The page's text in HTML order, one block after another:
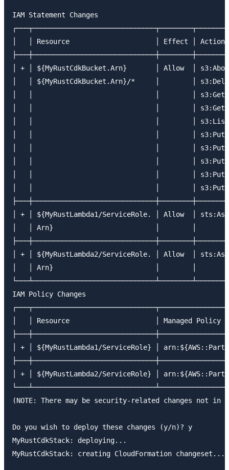
IAM Statement Changes
│   │ Resource                     │ Effect │
│ + │ ${MyRustCdkBucket.Arn}       │ Allow  │
│   │ ${MyRustCdkBucket.Arn}/*     │
│   │                              │        │
│   │                              │        │
│   │                              │        │
│   │                              │        │
│   │                              │        │
│   │                              │        │
│   │                              │        │
│   │                              │        │
│ + │ ${MyRustLambda1/ServiceRole. │ Allow  │
│   │ Arn}                         │        │
│ + │ ${MyRustLambda2/ServiceRole. │ Allow  │
│   │ Arn}                         │        │
IAM Policy Changes
│   │ Resource                     │ Managed
│ + │ ${MyRustLambda1/ServiceRole} │
│ + │ ${MyRustLambda2/ServiceRole} │
(NOTE: There may be security-related changes not
Do you wish to deploy these changes (y/n)? y
MyRustCdkStack: deploying...
MyRustCdkStack: creating CloudFormation changeset...